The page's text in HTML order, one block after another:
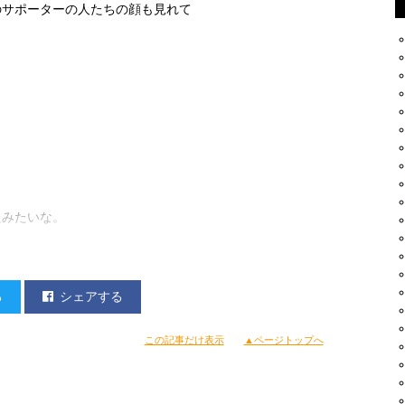
ポーターの人たちの顔も見れて
たいな。
シェアする
この記事だけ表示 ▲ページトップへ